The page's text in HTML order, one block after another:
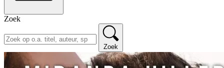
Zoek
Zoek